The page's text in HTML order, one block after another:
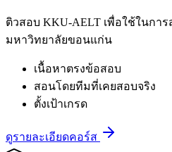
ติวสอบ KKU-AELT เพื่อใช้ในกา
มหาวิทยาลัยขอนแก่น
เนื้อหาตรงข้อสอบ
สอนโดยทีมที่เคยสอบจริง
ตั้งเป้าเกรด
ดูรายละเอียดคอร์ส